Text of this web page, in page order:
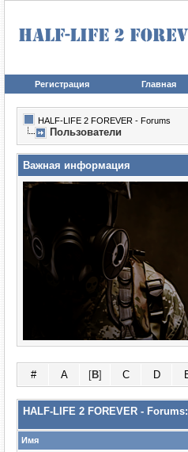
Регистрация Главная
HALF-LIFE 2 FOREVER - Forums
Пользователи
Важная информация
# A [B] C D
HALF-LIFE 2 FOREVER -
Имя